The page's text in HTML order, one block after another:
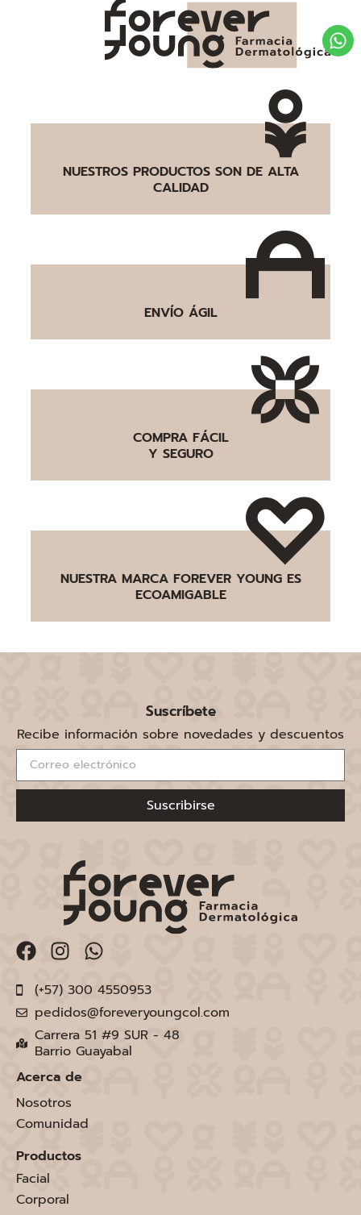
NUESTROS PRODUCTOS SON DE ALTA
CALIDAD
ENVÍO ÁGIL
COMPRA FÁCIL
Y SEGURO
NUESTRA MARCA FOREVER YOUNG ES
ECOAMIGABLE
Suscríbete
Recibe información sobre novedades y descuentos
Suscribirse
(+57) 300 4550953
pedidos@foreveryoungcol.com
Carrera 51 #9 SUR - 48
Barrio Guayabal
Acerca de
Nosotros
Comunidad
Productos
Facial
Corporal